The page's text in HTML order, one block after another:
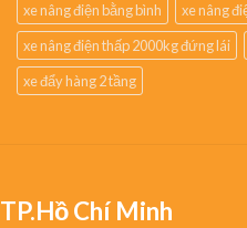
xe nâng điện bằng bình
xe nâng
xe nâng điện thấp 2000kg đứng lái
xe đẩy hàng 2 tầng
TP.Hồ Chí Minh